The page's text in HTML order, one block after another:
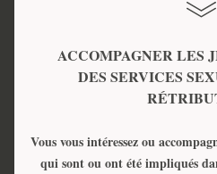
ACCOMPAGNER LES
DES SERVICES
Vous vous intéressez ou
qui sont ou ont été impliqués